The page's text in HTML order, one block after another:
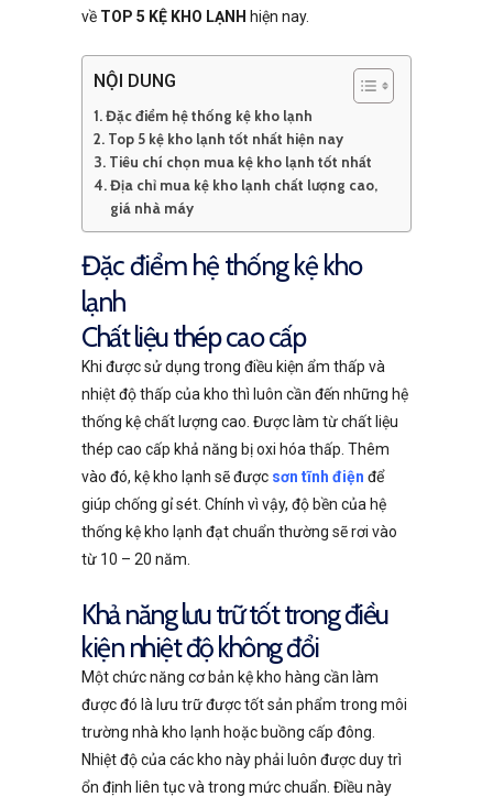
về TOP 5 KỆ KHO LẠNH hiện nay.
NỘI DUNG
Đặc điểm hệ thống kệ kho lạnh
Top 5 kệ kho lạnh tốt nhất hiện nay
Tiêu chí chọn mua kệ kho lạnh tốt nhất
Địa chỉ mua kệ kho lạnh chất lượng cao,
giá nhà máy
Đặc điểm hệ thống kệ kho
lạnh
Chất liệu thép cao cấp
Khi được sử dụng trong điều kiện ẩm thấp và
nhiệt độ thấp của kho thì luôn cần đến những hệ
thống kệ chất lượng cao. Được làm từ chất liệu
thép cao cấp khả năng bị oxi hóa thấp. Thêm
vào đó, kệ kho lạnh sẽ được sơn tĩnh điện để
giúp chống gỉ sét. Chính vì vậy, độ bền của hệ
thống kệ kho lạnh đạt chuẩn thường sẽ rơi vào
từ 10 – 20 năm.
Khả năng lưu trữ tốt trong điều
kiện nhiệt độ không đổi
Một chức năng cơ bản kệ kho hàng cần làm
được đó là lưu trữ được tốt sản phẩm trong môi
trường nhà kho lạnh hoặc buồng cấp đông.
Nhiệt độ của các kho này phải luôn được duy trì
ổn định liên tục và trong mức chuẩn. Điều này